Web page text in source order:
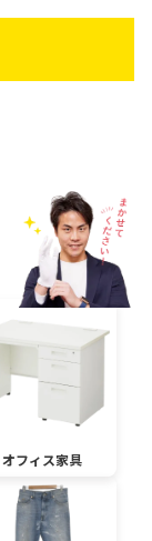
オフィス家具